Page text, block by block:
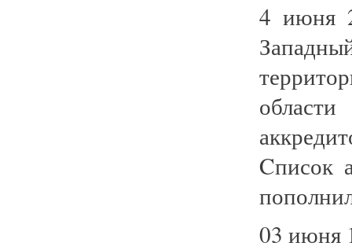
4 июня
Cписок
03 июня